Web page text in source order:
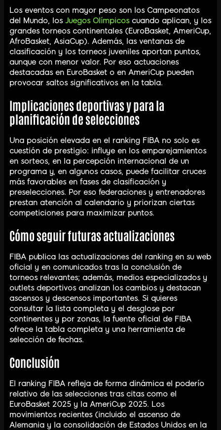
Los eventos con mayor peso son los Campeonatos
del Mundo, los Juegos Olímpicoscuando aplican, y los
grandes torneos continentales (EuroBasket, AmeriCup,
AfroBasket, AsiaCup). Además, las ventanas de
clasificación y los torneos juveniles aportan puntos,
aunque con menor valor. Por eso actuaciones
destacadas en EuroBasket o en AmeriCup pueden
provocar saltos significativos en la tabla.
Implicaciones deportivas y para la
planificación de selecciones
Una posición elevada en el ranking FIBA no solo es
cuestión de prestigio: influye en los emparejamientos
en sorteos, en la percepción internacional de un
programa y, en algunos casos, puede facilitar cruces
más favorables en fases de clasificación y
preselecciones. Por eso federaciones y entrenadores
prestan atención al calendario y priorizan ciertas
competiciones para maximizar puntos.
Cómo seguir futuras actualizaciones
FIBA publica las actualizaciones del ranking en su web
oficial y en comunicados tras la conclusión de
torneos relevantes; además, medios especializados y
outlets deportivos analizan los cambios y destacan
ascensos y descensos importantes. Si quieres
consultar la lista completa y el desglose por
continentes y por zonas, la fuente oficial de FIBA
ofrece la tabla completa y una herramienta de
selección de fechas.
Conclusión
El ranking FIBA refleja de forma dinámica el poderío
relativo de las selecciones tras citas como el
EuroBasket 2025 y la AmeriCup 2025. Los
movimientos recientes (incluido el ascenso de
Alemania y la consolidación de Estados Unidos en la